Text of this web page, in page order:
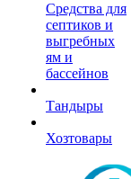
Средства для
септиков и
выгребных
ям и
бассейнов
Тандыры
Хозтовары